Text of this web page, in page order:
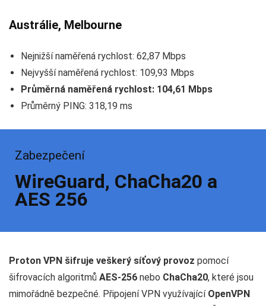
Austrálie, Melbourne
Nejnižší naměřená rychlost: 62,87 Mbps
Nejvyšší naměřená rychlost: 109,93 Mbps
Průměrná naměřená rychlost: 104,61 Mbps
Průměrný PING: 318,19 ms
Zabezpečení
WireGuard, ChaCha20 a
AES 256
Proton VPN šifruje veškerý síťový provoz pomocí
šifrovacích algoritmů AES-256 nebo ChaCha20, které jsou
mimořádně bezpečné. Připojení VPN využívající OpenVPN